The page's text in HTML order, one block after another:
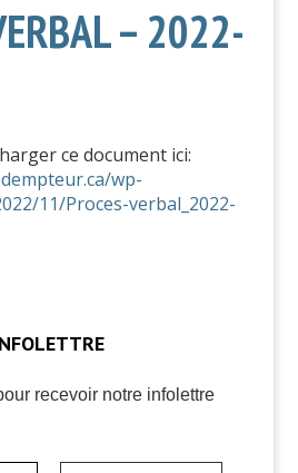
– 2022-
ce document ici:
wp-
11/Proces-verbal_2022-
recevoir notre infolettre